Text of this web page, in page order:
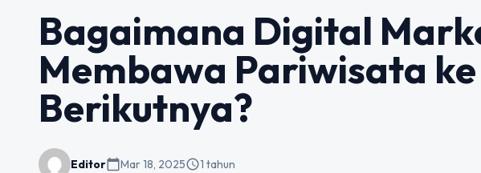
Bagaimana Digital
Membawa Pariwisata
Berikutnya?
Editorcalendar_todayMar 18, 2025schedule1 tahun